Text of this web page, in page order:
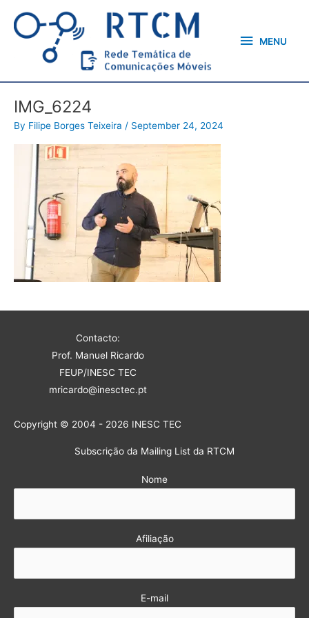
content
MENU
IMG_6224
By Filipe Borges Teixeira / September 24, 2024
Contacto:
Prof. Manuel Ricardo
FEUP/INESC TEC
mricardo@inesctec.pt
Copyright © 2004 - 2026 INESC TEC
Subscrição da Mailing List da RTCM
Nome
Afiliação
E-mail